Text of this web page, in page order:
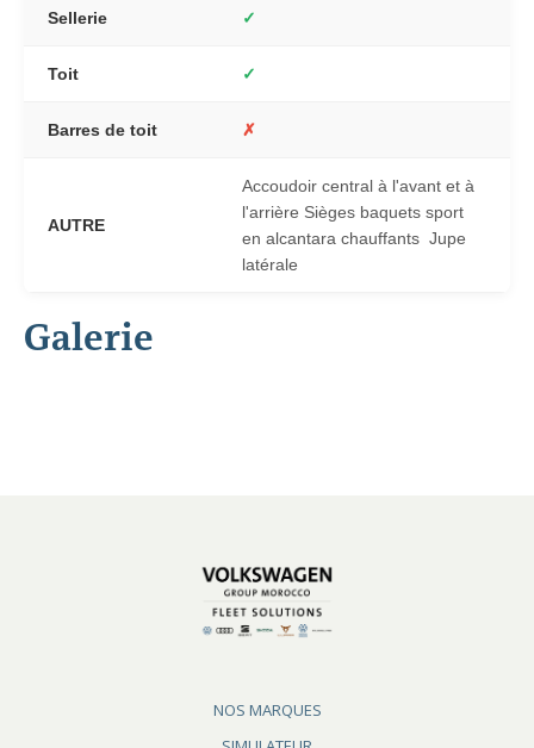
Sellerie ✓
Toit ✓
Barres de toit ✗
AUTRE
Accoudoir central à l'avant et à
l'arrière Sièges baquets sport
en alcantara chauffants Jupe
latérale
Galerie
NOS MARQUES